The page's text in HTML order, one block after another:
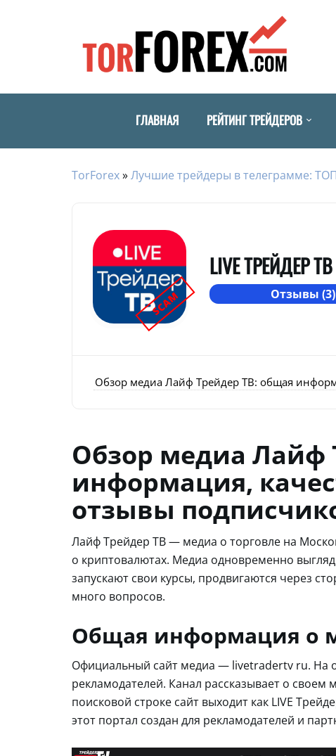
ГЛАВНАЯ РЕЙТИНГ ТРЕЙДЕРОВ
TorForex»Лучшие трейдеры в телеграмме:
SCAM
LIVE ТРЕЙДЕР ТВ
Отзывы (3)
Обзор медиа Лайф Трейдер ТВ: общая
Обзор медиа Лайф
информация,
отзывы
Лайф Трейдер ТВ — медиа о торговле на
о криптовалютах. Медиа одновременно
запускают свои курсы, продвигаются через
много вопросов.
Общая информация о
Официальный сайт медиа — livetradertv ru. На
рекламодателей. Канал рассказывает о
поисковой строке сайт выходит как LIVE
этот портал создан для рекламодателей и